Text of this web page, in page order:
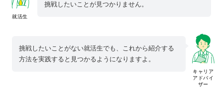
就活生
挑戦したいことが見つかりません。
キャリア
アドバイ
ザー
挑戦したいことがない就活生でも、これから紹介する
方法を実践すると見つかるようになりますよ。